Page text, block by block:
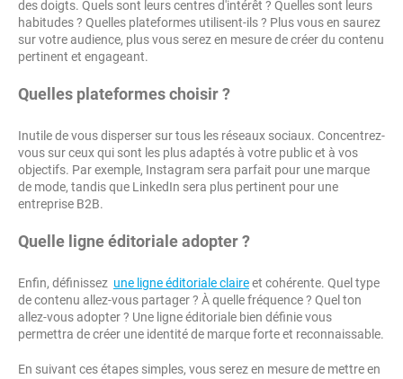
des doigts. Quels sont leurs centres d'intérêt ? Quelles sont leurs
habitudes ? Quelles plateformes utilisent-ils ? Plus vous en saurez
sur votre audience, plus vous serez en mesure de créer du contenu
pertinent et engageant.
Quelles plateformes choisir ?
Inutile de vous disperser sur tous les réseaux sociaux. Concentrez-
vous sur ceux qui sont les plus adaptés à votre public et à vos
objectifs. Par exemple, Instagram sera parfait pour une marque
de mode, tandis que LinkedIn sera plus pertinent pour une
entreprise B2B.
Quelle ligne éditoriale adopter ?
Enfin, définissez une ligne éditoriale claireet cohérente. Quel type
de contenu allez-vous partager ? À quelle fréquence ? Quel ton
allez-vous adopter ? Une ligne éditoriale bien définie vous
permettra de créer une identité de marque forte et reconnaissable.
En suivant ces étapes simples, vous serez en mesure de mettre en